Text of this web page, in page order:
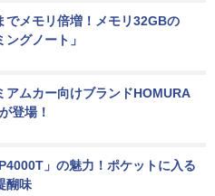
でメモリ倍増！メモリ32GBの
ングノート」
アムカー向けブランドHOMURA
登場！
」の魅力！ポケットに入る
醐味